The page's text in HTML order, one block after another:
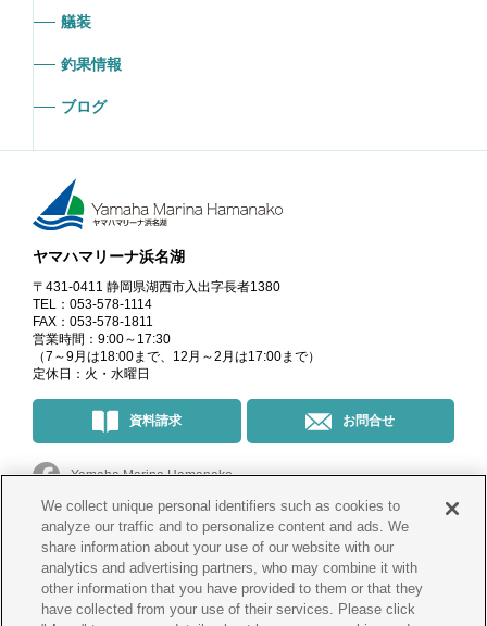
艤装
釣果情報
ブログ
ヤマハマリーナ浜名湖
〒431-0411 静岡県湖西市入出字長者1380
TEL：053-578-1114
FAX：053-578-1811
営業時間：9:00～17:30
（7～9月は18:00まで、12月～2月は17:00まで）
定休日：火・水曜日
資料請求 お問合せ
Yamaha Marina Hamanako
マリーナ・イベント情報＠yamahamarinahamanako
釣果情報@yamahamarina_hamanako
We collect unique personal identifiers such as cookies to
analyze our traffic and to personalize content and ads. We
share information about your use of our website with our
analytics and advertising partners, who may combine it with
other information that you have provided to them or that they
have collected from your use of their services. Please click